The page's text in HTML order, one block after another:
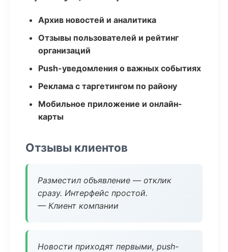
Архив новостей и аналитика
Отзывы пользователей и рейтинг
организаций
Push-уведомления о важных событиях
Реклама с таргетингом по району
Мобильное приложение и онлайн-
карты
Отзывы клиентов
Разместил объявление — отклик
сразу. Интерфейс простой.
— Клиент компании
Новости приходят первыми, push-